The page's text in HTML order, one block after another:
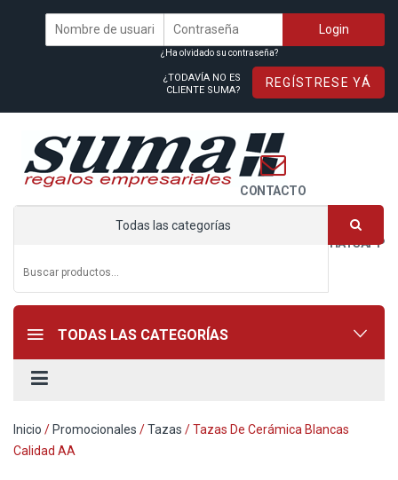
¿Ha olvidado su contraseña?
¿TODAVÍA NO ES
CLIENTE SUMA?
REGÍSTRESE YÁ
WHATSAPP
CONTACTO
Todas las categorías
TODAS LAS CATEGORÍAS
Inicio /Promocionales /Tazas / Tazas De Cerámica Blancas
Calidad AA